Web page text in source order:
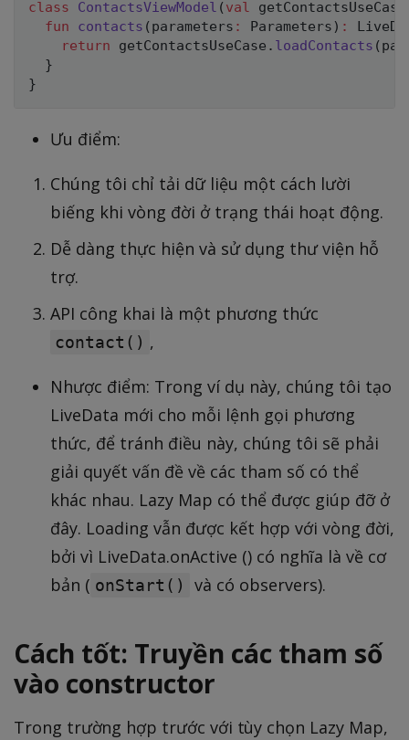
class ContactsViewModel ( val getContactsUseCase
fun
contacts ( parameters : Parameters ) :
return getContactsUseCase . loadContacts (
}
}
Ưu điểm:
Chúng tôi chỉ tải dữ liệu một cách lười
biếng khi vòng đời ở trạng thái hoạt động.
Dễ dàng thực hiện và sử dụng thư viện hỗ
trợ.
API công khai là một phương thức
contact() ,
Nhược điểm: Trong ví dụ này, chúng tôi tạo
LiveData mới cho mỗi lệnh gọi phương
thức, để tránh điều này, chúng tôi sẽ phải
giải quyết vấn đề về các tham số có thể
khác nhau. Lazy Map có thể được giúp đỡ ở
đây. Loading vẫn được kết hợp với vòng đời,
bởi vì LiveData.onActive () có nghĩa là về cơ
bản ( onStart() và có observers).
Cách tốt: Truyền các tham số
vào constructor
Trong trường hợp trước với tùy chọn Lazy Map,